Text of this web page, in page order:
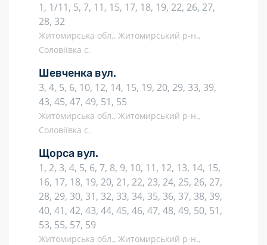
1, 1/11, 5, 7, 11, 15, 17, 18, 19, 22, 26, 27,
28, 32
Житомирська обл., Житомирський р-н.,
Соловіївка с.
Шевченка вул.
3, 4, 5, 6, 10, 12, 14, 15, 19, 20, 29, 33, 39,
43, 45, 47, 49, 51, 55
Житомирська обл., Житомирський р-н.,
Соловіївка с.
Щорса вул.
1, 2, 3, 4, 5, 6, 7, 8, 9, 10, 11, 12, 13, 14, 15,
16, 17, 18, 19, 20, 21, 22, 23, 24, 25, 26, 27,
28, 29, 30, 31, 32, 33, 34, 35, 36, 37, 38, 39,
40, 41, 42, 43, 44, 45, 46, 47, 48, 49, 50, 51,
53, 55, 57, 59
Житомирська обл., Житомирський р-н.,